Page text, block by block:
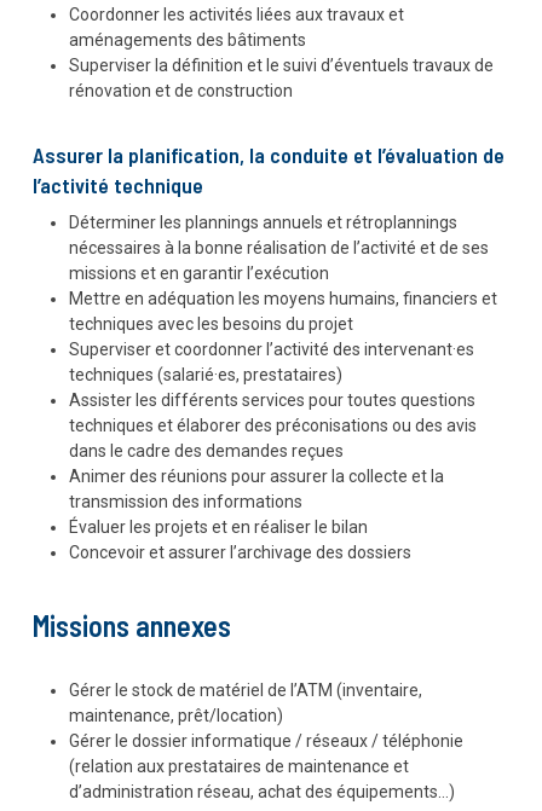
Coordonner les activités liées aux travaux et
aménagements des bâtiments
Superviser la définition et le suivi d’éventuels travaux de
rénovation et de construction
Assurer la planification, la conduite et l’évaluation de
l’activité technique
Déterminer les plannings annuels et rétroplannings
nécessaires à la bonne réalisation de l’activité et de ses
missions et en garantir l’exécution
Mettre en adéquation les moyens humains, financiers et
techniques avec les besoins du projet
Superviser et coordonner l’activité des intervenant·es
techniques (salarié·es, prestataires)
Assister les différents services pour toutes questions
techniques et élaborer des préconisations ou des avis
dans le cadre des demandes reçues
Animer des réunions pour assurer la collecte et la
transmission des informations
Évaluer les projets et en réaliser le bilan
Concevoir et assurer l’archivage des dossiers
Missions annexes
Gérer le stock de matériel de l’ATM (inventaire,
maintenance, prêt/location)
Gérer le dossier informatique / réseaux / téléphonie
(relation aux prestataires de maintenance et
d’administration réseau, achat des équipements…)